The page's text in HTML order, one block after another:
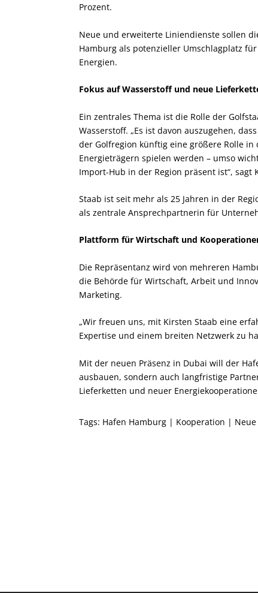
Prozent.
Neue und erweiterte Liniendienste sollen
Hamburg als potenzieller Umschlagplatz
Energien.
Fokus auf Wasserstoff und neue
Ein zentrales Thema ist die Rolle der
Wasserstoff. „Es ist davon auszugehen,
der Golfregion künftig eine größere Rolle
Energieträgern spielen werden – umso
Import-Hub in der Region präsent ist“,
Staab ist seit mehr als 25 Jahren in der
als zentrale Ansprechpartnerin für
Plattform für Wirtschaft und
Die Repräsentanz wird von mehreren
die Behörde für Wirtschaft, Arbeit und
Marketing.
„Wir freuen uns, mit Kirsten Staab eine
Expertise und einem breiten Netzwerk zu
Mit der neuen Präsenz in Dubai will der
ausbauen, sondern auch langfristige
Lieferketten und neuer
Tags: Hafen Hamburg | Kooperation |